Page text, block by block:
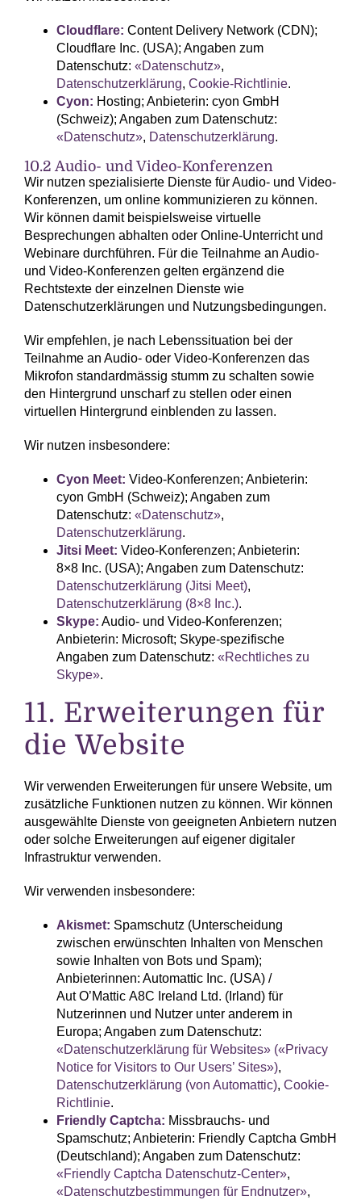
Cloudflare: Content Delivery Network (CDN);
Cloudflare Inc. (USA); Angaben zum
Datenschutz: «Datenschutz»,
Datenschutzerklärung, Cookie-Richtlinie.
Cyon: Hosting; Anbieterin: cyon GmbH
(Schweiz); Angaben zum Datenschutz:
«Datenschutz», Datenschutzerklärung.
10.2 Audio- und Video-Konferenzen
Wir nutzen spezialisierte Dienste für Audio- und Video-
Konferenzen, um online kommunizieren zu können.
Wir können damit beispielsweise virtuelle
Besprechungen abhalten oder Online-Unterricht und
Webinare durchführen. Für die Teilnahme an Audio-
und Video-Konferenzen gelten ergänzend die
Rechtstexte der einzelnen Dienste wie
Datenschutzerklärungen und Nutzungsbedingungen.
Wir empfehlen, je nach Lebenssituation bei der
Teilnahme an Audio- oder Video-Konferenzen das
Mikrofon standardmässig stumm zu schalten sowie
den Hintergrund unscharf zu stellen oder einen
virtuellen Hintergrund einblenden zu lassen.
Wir nutzen insbesondere:
Cyon Meet: Video-Konferenzen; Anbieterin:
cyon GmbH (Schweiz); Angaben zum
Datenschutz: «Datenschutz»,
Datenschutzerklärung.
Jitsi Meet: Video-Konferenzen; Anbieterin:
8×8 Inc. (USA); Angaben zum Datenschutz:
Datenschutzerklärung (Jitsi Meet),
Datenschutzerklärung (8×8 Inc.).
Skype: Audio- und Video-Konferenzen;
Anbieterin: Microsoft; Skype-spezifische
Angaben zum Datenschutz: «Rechtliches zu
Skype».
11. Erweiterungen für
die Website
Wir verwenden Erweiterungen für unsere Website, um
zusätzliche Funktionen nutzen zu können. Wir können
ausgewählte Dienste von geeigneten Anbietern nutzen
oder solche Erweiterungen auf eigener digitaler
Infrastruktur verwenden.
Wir verwenden insbesondere:
Akismet: Spamschutz (Unterscheidung
zwischen erwünschten Inhalten von Menschen
sowie Inhalten von Bots und Spam);
Anbieterinnen: Automattic Inc. (USA) /
Aut O’Mattic A8C Ireland Ltd. (Irland) für
Nutzerinnen und Nutzer unter anderem in
Europa; Angaben zum Datenschutz:
«Datenschutzerklärung für Websites» («Privacy
Notice for Visitors to Our Users’ Sites»),
Datenschutzerklärung (von Automattic), Cookie-
Richtlinie.
Friendly Captcha: Missbrauchs- und
Spamschutz; Anbieterin: Friendly Captcha GmbH
(Deutschland); Angaben zum Datenschutz:
«Friendly Captcha Datenschutz-Center»,
«Datenschutz­bestimmungen für Endnutzer»,